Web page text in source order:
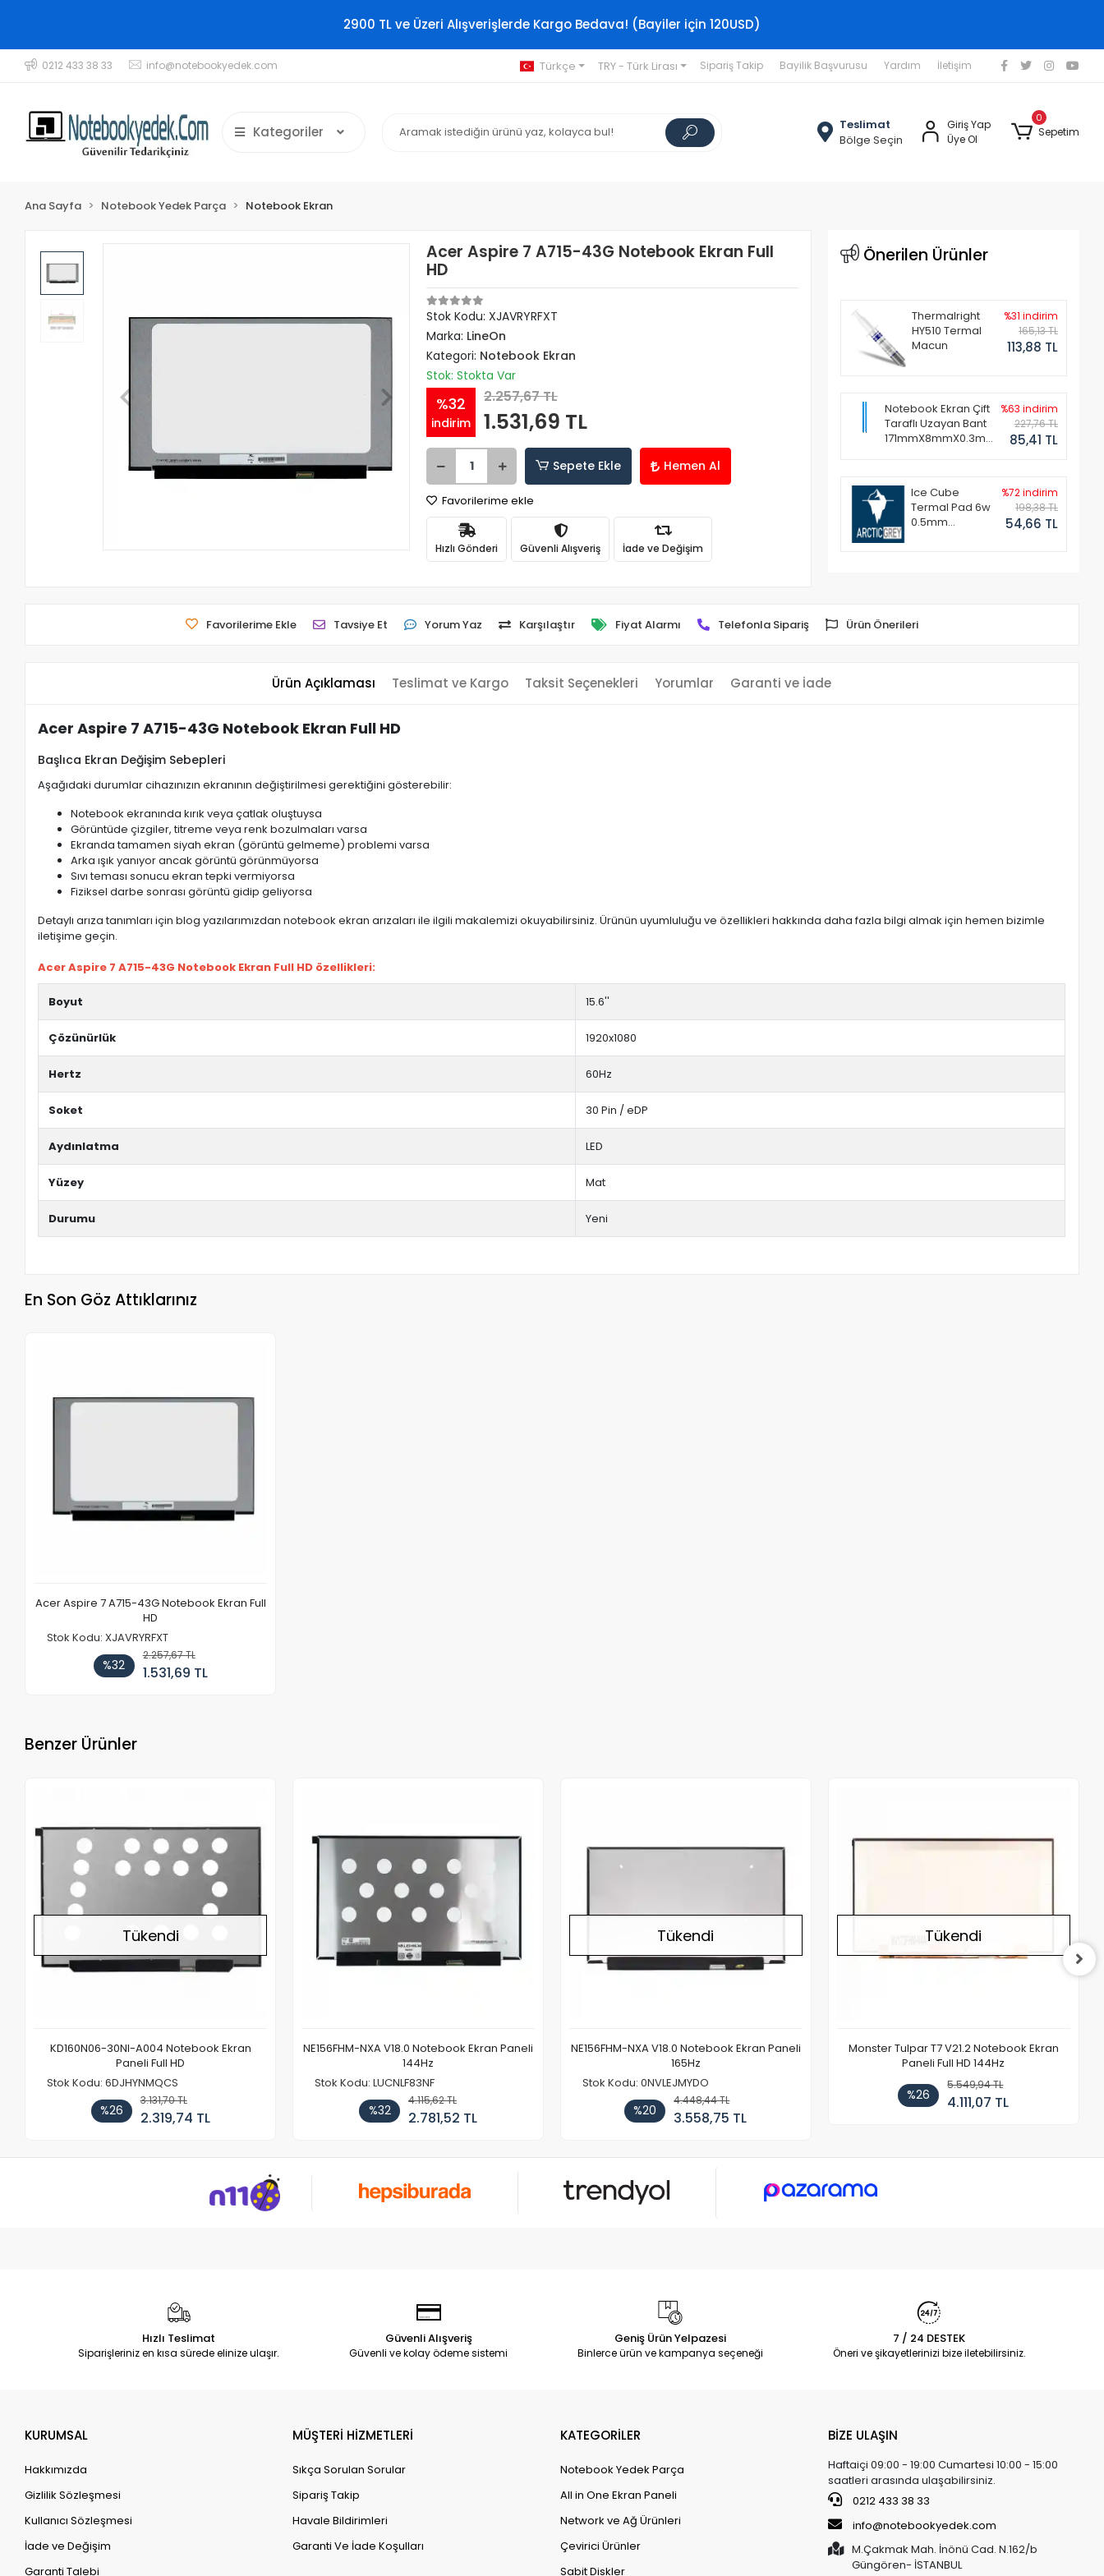
2900 TL ve Üzeri Alışverişlerde Kargo Bedava! (Bayiler için 120USD)
0212 433 38 33 info@notebookyedek.com Türkçe TRY - Türk Lirası Sipariş Takip Bayilik Başvurusu Yardım İletişim
Kategoriler
Teslimat
Bölge Seçin
Giriş Yap
Üye Ol
0
Sepetim
Ana Sayfa Notebook Yedek Parça Notebook Ekran
Acer Aspire 7 A715-43G Notebook Ekran Full
HD
Stok Kodu: XJAVRYRFXT
Marka: LineOn
Kategori: Notebook Ekran
Stok: Stokta Var
%32
indirim
2.257,67 TL
1.531,69 TL
Sepete Ekle Hemen Al
Favorilerime ekle
Hızlı Gönderi Güvenli Alışveriş İade ve Değişim
Önerilen Ürünler
Thermalright
HY510 Termal
Macun
%31 indirim
165,13 TL
113,88 TL
Notebook Ekran Çift
Taraflı Uzayan Bant
171mmX8mmX0.3mm
%63 indirim
227,76 TL
85,41 TL
Ice Cube
Termal Pad 6w
0.5mm
%72 indirim
198,38 TL
54,66 TL
Favorilerime Ekle Tavsiye Et Yorum Yaz Karşılaştır Fiyat Alarmı Telefonla Sipariş Ürün Önerileri
Ürün Açıklaması Teslimat ve Kargo Taksit Seçenekleri Yorumlar Garanti ve İade
Acer Aspire 7 A715-43G Notebook Ekran Full HD
Başlıca Ekran Değişim Sebepleri
Aşağıdaki durumlar cihazınızın ekranının değiştirilmesi gerektiğini gösterebilir:
Notebook ekranında kırık veya çatlak oluştuysa
Görüntüde çizgiler, titreme veya renk bozulmaları varsa
Ekranda tamamen siyah ekran (görüntü gelmeme) problemi varsa
Arka ışık yanıyor ancak görüntü görünmüyorsa
Sıvı teması sonucu ekran tepki vermiyorsa
Fiziksel darbe sonrası görüntü gidip geliyorsa
Detaylı arıza tanımları için blog yazılarımızdan notebook ekran arızaları ile ilgili makalemizi okuyabilirsiniz. Ürünün uyumluluğu ve özellikleri hakkında daha fazla bilgi almak için hemen bizimle
iletişime geçin.
Acer Aspire 7 A715-43G Notebook Ekran Full HD özellikleri:
Boyut 15.6''
Çözünürlük 1920x1080
Hertz 60Hz
Soket 30 Pin / eDP
Aydınlatma LED
Yüzey Mat
Durumu Yeni
En Son Göz Attıklarınız
Acer Aspire 7 A715-43G Notebook Ekran Full
HD
Stok Kodu: XJAVRYRFXT
%32
2.257,67 TL
1.531,69 TL
Benzer Ürünler
Tükendi
KD160N06-30NI-A004 Notebook Ekran
Paneli Full HD
Stok Kodu: 6DJHYNMQCS
%26
3.131,70 TL
2.319,74 TL
NE156FHM-NXA V18.0 Notebook Ekran Paneli
144Hz
Stok Kodu: LUCNLF83NF
%32
4.115,62 TL
2.781,52 TL
Tükendi
NE156FHM-NXA V18.0 Notebook Ekran Paneli
165Hz
Stok Kodu: 0NVLEJMYDO
%20
4.448,44 TL
3.558,75 TL
Tükendi
Monster Tulpar T7 V21.2 Notebook Ekran
Paneli Full HD 144Hz
%26
5.549,94 TL
4.111,07 TL
Hızlı Teslimat
Siparişleriniz en kısa sürede elinize ulaşır.
Güvenli Alışveriş
Güvenli ve kolay ödeme sistemi
Geniş Ürün Yelpazesi
Binlerce ürün ve kampanya seçeneği
7 / 24 DESTEK
Öneri ve şikayetlerinizi bize iletebilirsiniz.
KURUMSAL
Hakkımızda
Gizlilik Sözleşmesi
Kullanıcı Sözleşmesi
İade ve Değişim
Garanti Talebi
MÜŞTERİ HİZMETLERİ
Sıkça Sorulan Sorular
Sipariş Takip
Havale Bildirimleri
Garanti Ve İade Koşulları
KATEGORİLER
Notebook Yedek Parça
All in One Ekran Paneli
Network ve Ağ Ürünleri
Çevirici Ürünler
Sabit Diskler
BİZE ULAŞIN
Haftaiçi 09:00 - 19:00 Cumartesi 10:00 - 15:00
saatleri arasında ulaşabilirsiniz.
0212 433 38 33
info@notebookyedek.com
M.Çakmak Mah. İnönü Cad. N.162/b
Güngören- İSTANBUL